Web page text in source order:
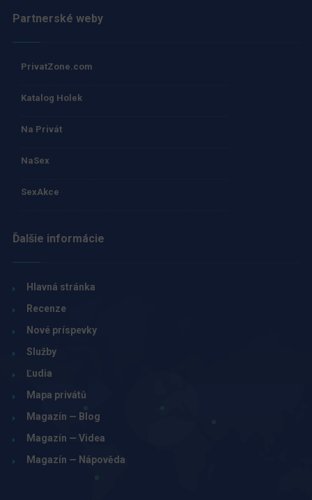
Partnerské weby
PrivatZone.com
Katalog Holek
Na Privát
NaSex
SexAkce
Ďalšie informácie
Hlavná stránka
Recenze
Nové príspevky
Služby
Ľudia
Mapa privátů
Magazín — Blog
Magazín — Videa
Magazín — Nápověda